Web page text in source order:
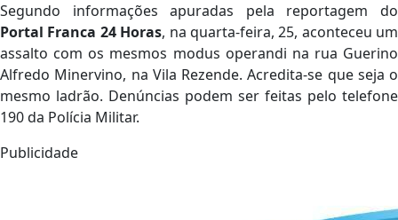
Segundo informações apuradas pela reportagem do
Portal Franca 24 Horas, na quarta-feira, 25, aconteceu um
assalto com os mesmos modus operandi na rua Guerino
Alfredo Minervino, na Vila Rezende. Acredita-se que seja o
mesmo ladrão. Denúncias podem ser feitas pelo telefone
190 da Polícia Militar.
Publicidade